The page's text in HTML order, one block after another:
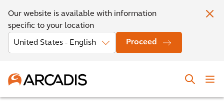
Our website is available with information
specific to your location
Proceed